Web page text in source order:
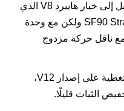
من المحتمل الوصول بعد ذلك بقليل إلى خيار هايبرد V8 الذي
يتبنى ويصمم تكنولوجيا من SF90 Stradale ولكن مع وحدة
ناقل حركة مزدوج
على الرغم من عدم الرغبة في التغطية على إصدار V12،